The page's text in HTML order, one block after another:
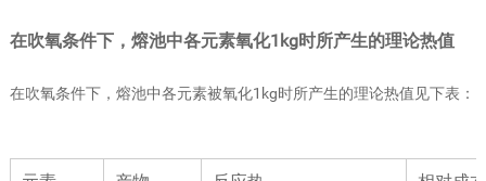
在吹氧条件下，熔池中各元素氧化1kg时所产生的理论热值
在吹氧条件下，熔池中各元素被氧化1kg时所产生的理论热值见下表：